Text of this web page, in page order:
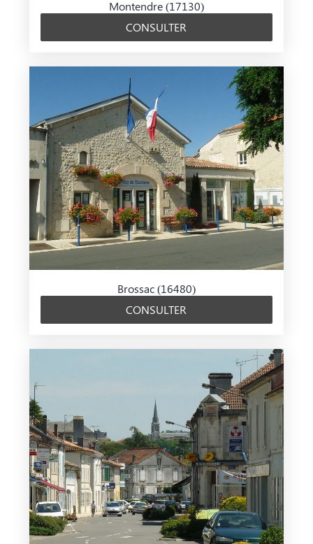
Montendre (17130)
CONSULTER
Brossac (16480)
CONSULTER